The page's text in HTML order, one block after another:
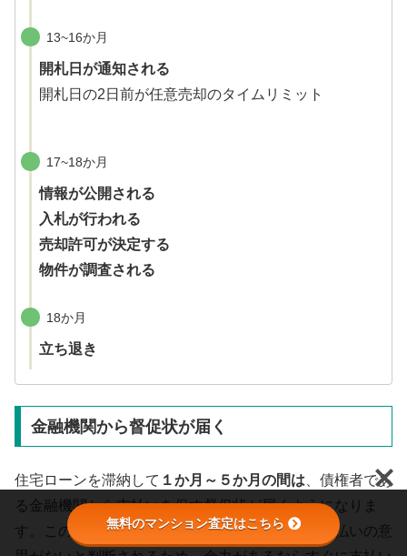
13~16か月
開札日が通知される
開札日の2日前が任意売却のタイムリミット
17~18か月
情報が公開される
入札が行われる
売却許可が決定する
物件が調査される
18か月
立ち退き
金融機関から督促状が届く
住宅ローンを滞納して １か月～５か月の間は 、債権者であ
る金融機関から支払いを促す督促状が届くようになりま
す。この通知を無視し続けると、金融機関から支払いの意
無料のマンション査定はこちら